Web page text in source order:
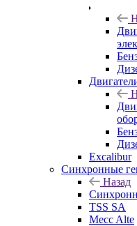
Excalibur
Синхронные
Назад
TSS SA
Mecc Alte